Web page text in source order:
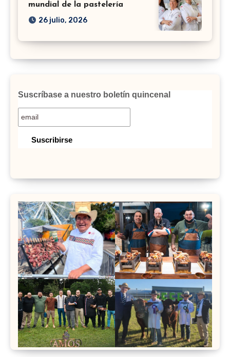
mundial de la pastelería
26 julio, 2026
Suscríbase a nuestro boletín quincenal